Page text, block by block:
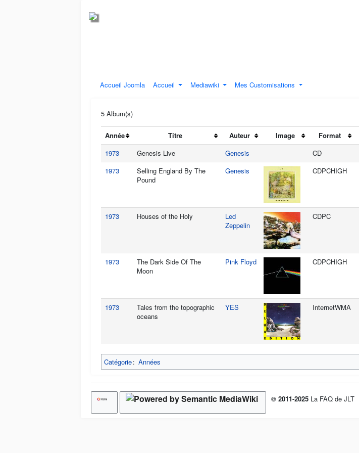
Accueil Joomla Accueil Mediawiki Mes Customisations
5 Album(s)
Année Titre Auteur Image Format
1973
Genesis Live Genesis CD
1973
Selling England By The
Pound
Genesis CDPCHIGH
1973 Houses of the Holy
Led
Zeppelin
CDPC
1973
The Dark Side Of The
Moon
Pink Floyd CDPCHIGH
1973
Tales from the topographic
oceans
YES InternetWMA
Catégorie: Années
© 2011-2025 La FAQ de JLT